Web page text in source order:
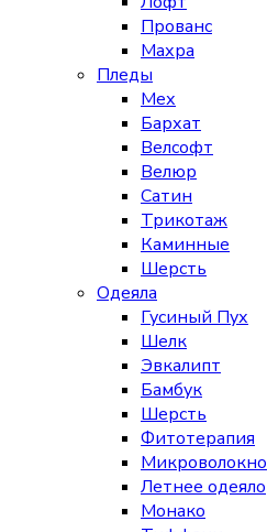
Прованс
Махра
Пледы
Мех
Бархат
Велсофт
Велюр
Сатин
Трикотаж
Каминные
Шерсть
Одеяла
Гусиный Пух
Шелк
Эвкалипт
Бамбук
Шерсть
Фитотерапия
Микроволокно
Летнее одеяло
Монако